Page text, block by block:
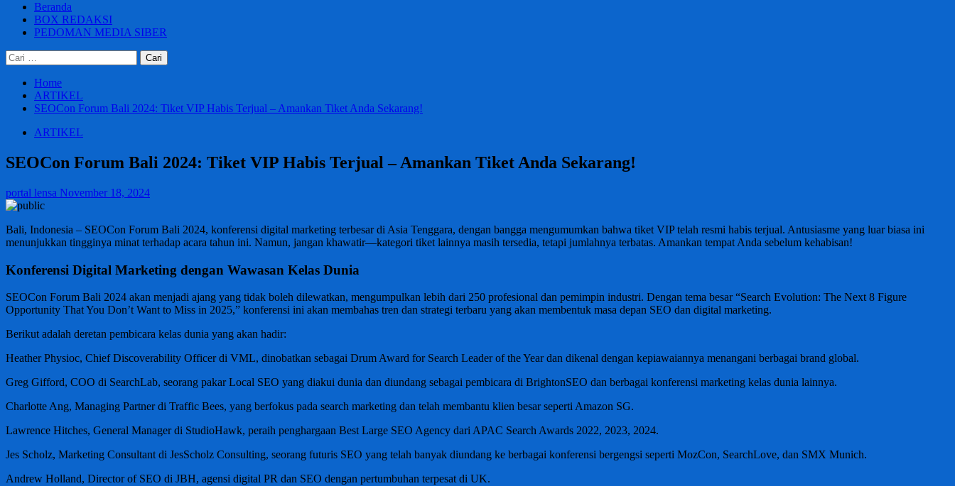
Beranda
BOX REDAKSI
PEDOMAN MEDIA SIBER
Cari
untuk:
Home
ARTIKEL
SEOCon Forum Bali 2024: Tiket VIP Habis Terjual – Amankan Tiket Anda Sekarang!
ARTIKEL
SEOCon Forum Bali 2024: Tiket VIP Habis Terjual – Amankan Tiket Anda Sekarang!
portal lensa November 18, 2024
Bali, Indonesia – SEOCon Forum Bali 2024, konferensi digital marketing terbesar di Asia Tenggara, dengan bangga mengumumkan bahwa tiket VIP telah resmi habis terjual. Antusiasme yang luar biasa ini
menunjukkan tingginya minat terhadap acara tahun ini. Namun, jangan khawatir—kategori tiket lainnya masih tersedia, tetapi jumlahnya terbatas. Amankan tempat Anda sebelum kehabisan!
Konferensi Digital Marketing dengan Wawasan Kelas Dunia
SEOCon Forum Bali 2024 akan menjadi ajang yang tidak boleh dilewatkan, mengumpulkan lebih dari 250 profesional dan pemimpin industri. Dengan tema besar “Search Evolution: The Next 8 Figure
Opportunity That You Don’t Want to Miss in 2025,” konferensi ini akan membahas tren dan strategi terbaru yang akan membentuk masa depan SEO dan digital marketing.
Berikut adalah deretan pembicara kelas dunia yang akan hadir:
Heather Physioc, Chief Discoverability Officer di VML, dinobatkan sebagai Drum Award for Search Leader of the Year dan dikenal dengan kepiawaiannya menangani berbagai brand global.
Greg Gifford, COO di SearchLab, seorang pakar Local SEO yang diakui dunia dan diundang sebagai pembicara di BrightonSEO dan berbagai konferensi marketing kelas dunia lainnya.
Charlotte Ang, Managing Partner di Traffic Bees, yang berfokus pada search marketing dan telah membantu klien besar seperti Amazon SG.
Lawrence Hitches, General Manager di StudioHawk, peraih penghargaan Best Large SEO Agency dari APAC Search Awards 2022, 2023, 2024.
Jes Scholz, Marketing Consultant di JesScholz Consulting, seorang futuris SEO yang telah banyak diundang ke berbagai konferensi bergengsi seperti MozCon, SearchLove, dan SMX Munich.
Andrew Holland, Director of SEO di JBH, agensi digital PR dan SEO dengan pertumbuhan terpesat di UK.